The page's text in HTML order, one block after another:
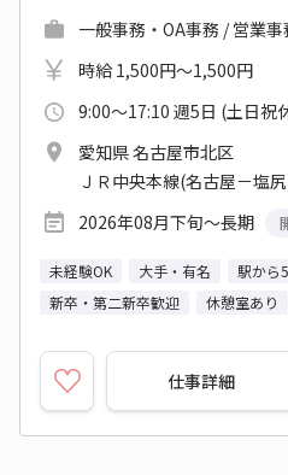
一般事務・OA事務 / 営業
時給 1,500円～1,500円
9:00～17:10 週5日 (土日祝
愛知県 名古屋市北区
ＪＲ中央本線(名古屋－塩
2026年08月下旬～長期
未経験OK 大手・有名 駅から
新卒・第二新卒歓迎
休憩室あり
仕事詳細